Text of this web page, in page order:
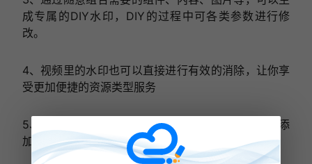
成专属的DIY水印，DIY的过程中可各类参数进行修
改。
4、视频里的水印也可以直接进行有效的消除，让你享
受更加便捷的资源类型服务
5、用户可以通过软件快速进行水印处理，轻松一键添
加或去除水印，非常的方便